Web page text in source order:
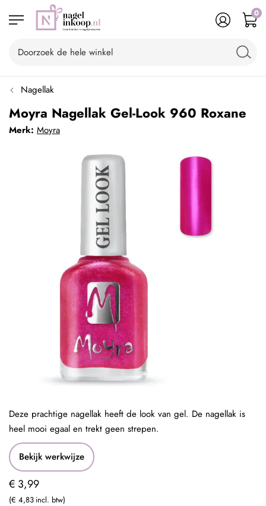
0
Nagellak
Moyra Nagellak Gel-Look 960 Roxane
Merk: Moyra
Bekijk werkwijze
€ 3,99
€ 4,83
Deze prachtige nagellak heeft de look van gel. De nagellak is
heel mooi egaal en trekt geen strepen.